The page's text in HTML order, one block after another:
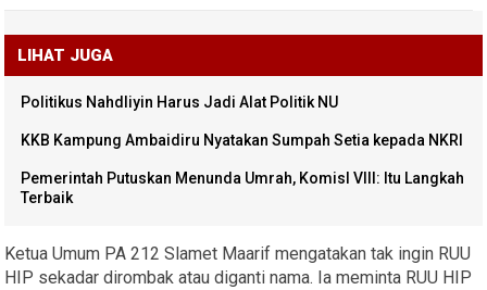
LIHAT JUGA
Politikus Nahdliyin Harus Jadi Alat Politik NU
KKB Kampung Ambaidiru Nyatakan Sumpah Setia kepada NKRI
Pemerintah Putuskan Menunda Umrah, KomisI VIII: Itu Langkah
Terbaik
Ketua Umum PA 212 Slamet Maarif mengatakan tak ingin RUU
HIP sekadar dirombak atau diganti nama. Ia meminta RUU HIP